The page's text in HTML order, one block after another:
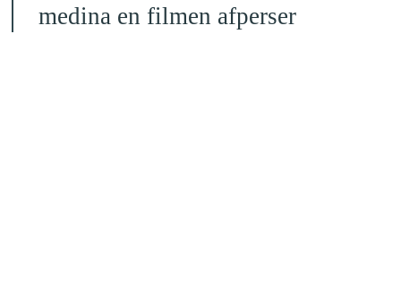
medina en filmen afperser